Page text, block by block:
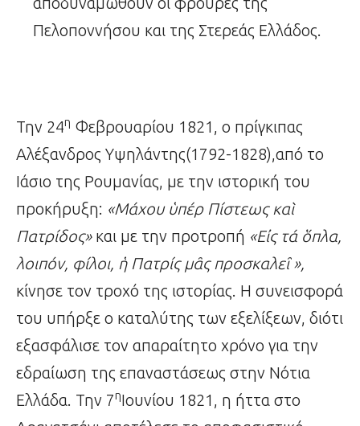
Πελοποννήσου και της Στερεάς Ελλάδος.
Την 24η Φεβρουαρίου 1821, ο πρίγκιπας
Αλέξανδρος Υψηλάντης(1792-1828),από το
Ιάσιο της Ρουμανίας, με την ιστορική του
προκήρυξη: «Μάχου ὑπέρ Πίστεως καὶ
Πατρίδος»και με την προτροπή «Εἰς τά ὅπλα,
λοιπόν, φίλοι, ἡΠατρίς μᾶς προσκαλεῖ»,
κίνησε τον τροχό της ιστορίας. Η συνεισφορά
του υπήρξε ο καταλύτης των εξελίξεων, διότι
εξασφάλισε τον απαραίτητο χρόνο για την
εδραίωση της επαναστάσεως στην Νότια
Ελλάδα. Την 7ηΙουνίου 1821, η ήττα στο